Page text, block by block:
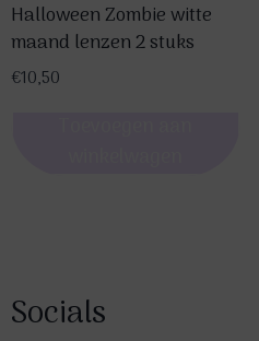
Halloween Zombie witte
maand lenzen 2 stuks
€10,50
Socials